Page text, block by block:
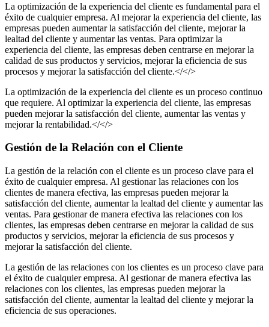
La optimización de la experiencia del cliente es fundamental para el
éxito de cualquier empresa. Al mejorar la experiencia del cliente, las
empresas pueden aumentar la satisfacción del cliente, mejorar la
lealtad del cliente y aumentar las ventas. Para optimizar la
experiencia del cliente, las empresas deben centrarse en mejorar la
calidad de sus productos y servicios, mejorar la eficiencia de sus
procesos y mejorar la satisfacción del cliente.</</>
La optimización de la experiencia del cliente es un proceso continuo
que requiere. Al optimizar la experiencia del cliente, las empresas
pueden mejorar la satisfacción del cliente, aumentar las ventas y
mejorar la rentabilidad.</</>
Gestión de la Relación con el Cliente
La gestión de la relación con el cliente es un proceso clave para el
éxito de cualquier empresa. Al gestionar las relaciones con los
clientes de manera efectiva, las empresas pueden mejorar la
satisfacción del cliente, aumentar la lealtad del cliente y aumentar las
ventas. Para gestionar de manera efectiva las relaciones con los
clientes, las empresas deben centrarse en mejorar la calidad de sus
productos y servicios, mejorar la eficiencia de sus procesos y
mejorar la satisfacción del cliente.
La gestión de las relaciones con los clientes es un proceso clave para
el éxito de cualquier empresa. Al gestionar de manera efectiva las
relaciones con los clientes, las empresas pueden mejorar la
satisfacción del cliente, aumentar la lealtad del cliente y mejorar la
eficiencia de sus operaciones.